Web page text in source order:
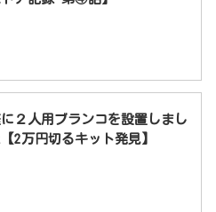
２人用ブランコを設置しまし
2万円切るキット発見】